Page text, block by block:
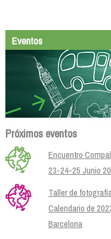
Eventos
Próximos eventos
Encuentro
23-24-25 Junio
Taller de
Calendario de
Barcelona